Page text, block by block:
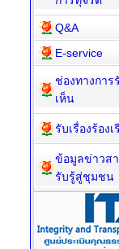
Q&A
E-service
ช่องทางกา
เห็น
รับเรื่องร้อง
ข้อมูลข่าวสา
รับรู้สู่ชุมชน